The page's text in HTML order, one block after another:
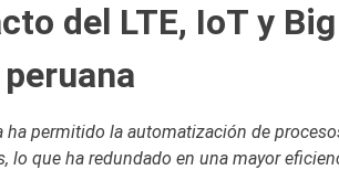
del LTE, IoT y
ha permitido la automatización de
lo que ha redundado en una mayor